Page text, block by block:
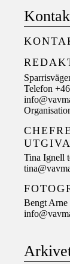
Telefon
Tina Ignell
Bengt